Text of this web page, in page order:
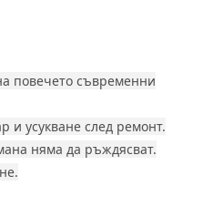
повечето съвременни
и усукване след ремонт.
няма да ръждясват.